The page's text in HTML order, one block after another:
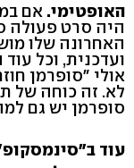
האופטימי. אם
היה סרט פעולה
האחרונה שלו
ועדכנית, וכל
לא. זה כוחה של
סופרמן יש גם
עוד